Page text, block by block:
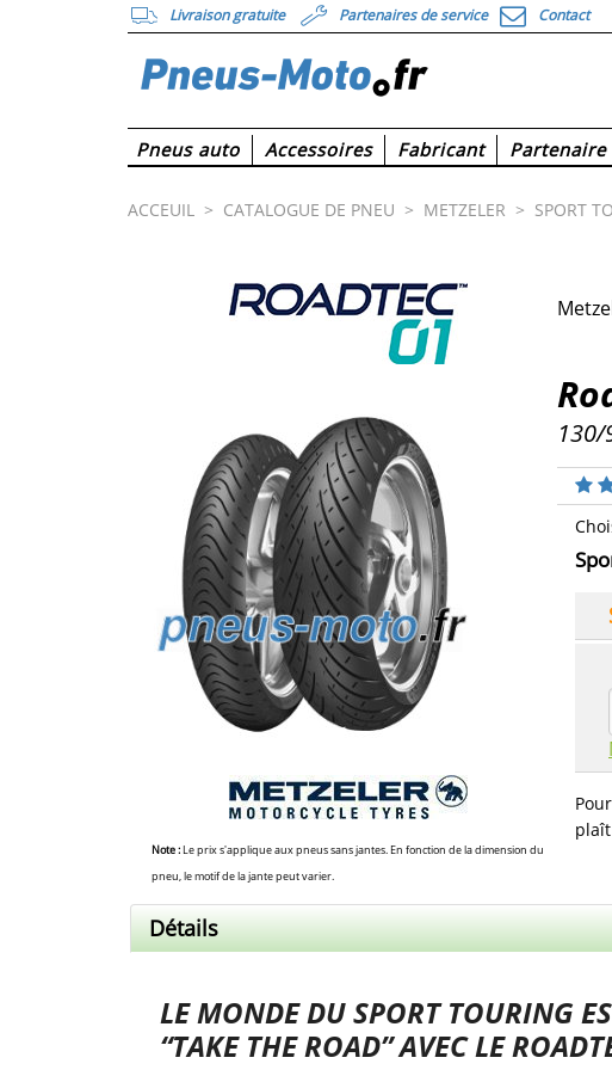
Livraison gratuite Partenaires de service Contact
Pneus auto Accessoires Fabricant
ACCEUIL > CATALOGUE DE PNEU > METZELER > SPORT
Note :Le prix s'applique aux pneus sans jantes. En fonction de la dimension du
pneu, le motif de la jante peut varier.
130/
Détails
LE MONDE DU SPORT TOURING
“TAKE THE ROAD” AVEC LE